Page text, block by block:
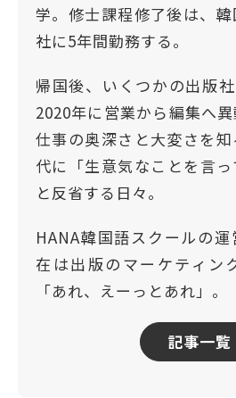
学。修士課程修了後は、
社に5年間勤務する。
帰国後、いくつかの出版社
2020年に営業から編集へ
仕事の奥深さと大変さを
代に「生意気なことを言っ
と反省する日々。
HANA韓国語スクールの
在は出版のマーケティン
「あれ、えーっとあれ」。
記事一覧